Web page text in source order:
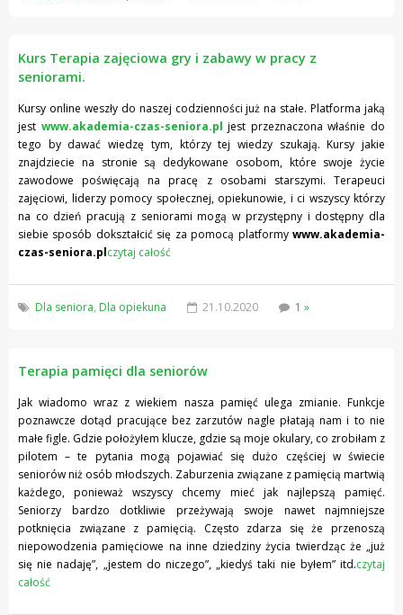
Kurs Terapia zajęciowa gry i zabawy w pracy z
seniorami.
Kursy online weszły do naszej codzienności już na stałe. Platforma jaką
jest www.akademia-czas-seniora.pl jest przeznaczona właśnie do
tego by dawać wiedzę tym, którzy tej wiedzy szukają. Kursy jakie
znajdziecie na stronie są dedykowane osobom, które swoje życie
zawodowe poświęcają na pracę z osobami starszymi. Terapeuci
zajęciowi, liderzy pomocy społecznej, opiekunowie, i ci wszyscy którzy
na co dzień pracują z seniorami mogą w przystępny i dostępny dla
siebie sposób dokształcić się za pomocą platformy www.akademia-
czas-seniora.plczytaj całość
Dla seniora, Dla opiekuna 21.10.2020 1 »
Terapia pamięci dla seniorów
Jak wiadomo wraz z wiekiem nasza pamięć ulega zmianie. Funkcje
poznawcze dotąd pracujące bez zarzutów nagle płatają nam i to nie
małe figle. Gdzie położyłem klucze, gdzie są moje okulary, co zrobiłam z
pilotem – te pytania mogą pojawiać się dużo częściej w świecie
seniorów niż osób młodszych. Zaburzenia związane z pamięcią martwią
każdego, ponieważ wszyscy chcemy mieć jak najlepszą pamięć.
Seniorzy bardzo dotkliwie przeżywają swoje nawet najmniejsze
potknięcia związane z pamięcią. Często zdarza się że przenoszą
niepowodzenia pamięciowe na inne dziedziny życia twierdząc że „już
się nie nadaję”, „jestem do niczego”, „kiedyś taki nie byłem” itd.czytaj
całość